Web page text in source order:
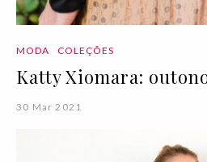
MODA COLEÇÕES
Katty Xiomara:
30 Mar 2021